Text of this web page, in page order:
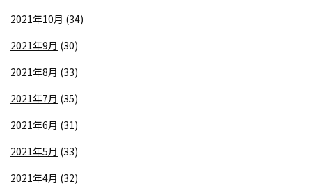
2021年10月 (34)
2021年9月 (30)
2021年8月 (33)
2021年7月 (35)
2021年6月 (31)
2021年5月 (33)
2021年4月 (32)